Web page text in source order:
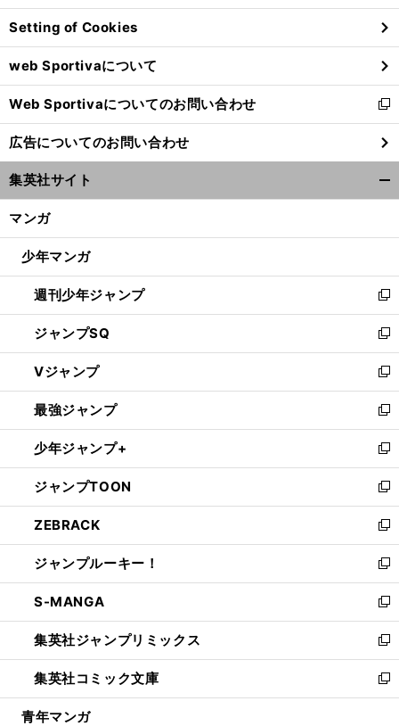
ン
ド
ウ
で
開
く
Setting of Cookies
web Sportivaについて
Web Sportivaについてのお問い合わせ
新
し
い
ウ
ィ
ン
ウ
開
く
広告についてのお問い合わせ
集英社サイト
マンガ
少年マンガ
週刊少年ジャンプ
新
し
い
ウ
ィ
ン
ド
ウ
で
開
く
ジャンプSQ
新
し
い
ウ
ィ
ン
ド
ウ
で
開
く
Vジャンプ
新
し
い
ウ
ィ
ン
ド
ウ
で
開
く
最強ジャンプ
新
し
い
ウ
ィ
ン
ド
ウ
で
開
く
少年ジャンプ+
新
し
い
ウ
ィ
ン
ド
ウ
で
開
く
ジャンプTOON
新
し
い
ウ
ィ
ン
ド
ウ
で
開
く
ZEBRACK
新
し
い
ウ
ィ
ン
ド
ウ
で
開
ジャンプルーキー！
新
し
い
ウ
ィ
ン
ド
ウ
S-MANGA
新
し
い
ウ
ィ
ン
集英社ジャンプリミックス
新
し
い
ウ
集英社コミック文庫
新
し
青年マンガ